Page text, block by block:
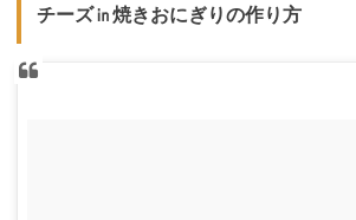
チーズ㏌焼きおにぎりの作り方